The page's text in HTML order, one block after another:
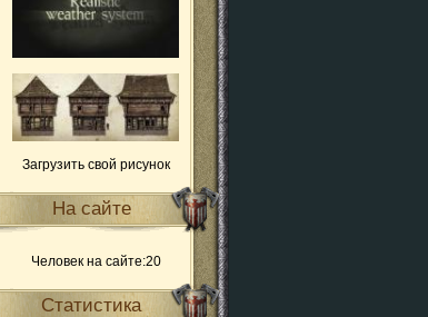
Загрузить свой рисунок
На сайте
Человек на сайте:20
Статистика